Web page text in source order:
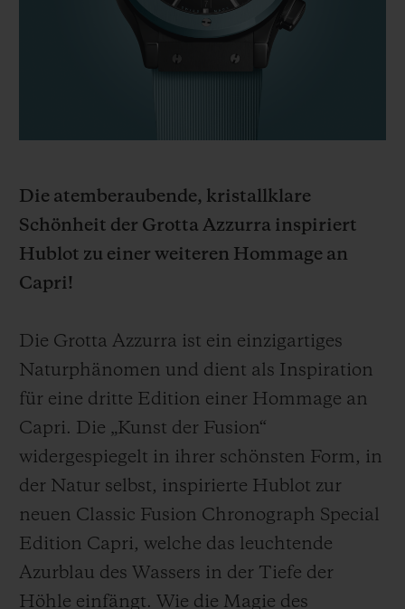
Die atemberaubende, kristallklare
Schönheit der Grotta Azzurra inspiriert
Hublot zu einer weiteren Hommage an
Capri!
Die Grotta Azzurra ist ein einzigartiges
Naturphänomen und dient als Inspiration
für eine dritte Edition einer Hommage an
Capri. Die „Kunst der Fusion“
widergespiegelt in ihrer schönsten Form, in
der Natur selbst, inspirierte Hublot zur
neuen Classic Fusion Chronograph Special
Edition Capri, welche das leuchtende
Azurblau des Wassers in der Tiefe der
Höhle einfängt. Wie die Magie des
SUMMER MULTI-
COLORED CERAMIC
BIG BANG
PEACH CERAMIC
HUBLOTISTA UND GARANTIEVERLÄNGERUNG
SICHERE BEZAHLUNG
KONTAKT